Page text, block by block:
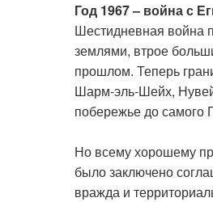
Год 1967 – война с
Шестидневная война
землями, втрое
прошлом. Теперь
Шарм-эль-Шейх,
побережье до самого
Но всему хорошему
было заключено
вражда и